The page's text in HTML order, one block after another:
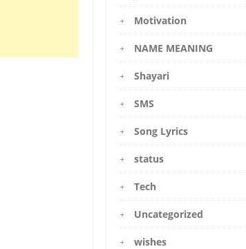
Motivation
NAME MEANING
Shayari
SMS
Song Lyrics
status
Tech
Uncategorized
wishes